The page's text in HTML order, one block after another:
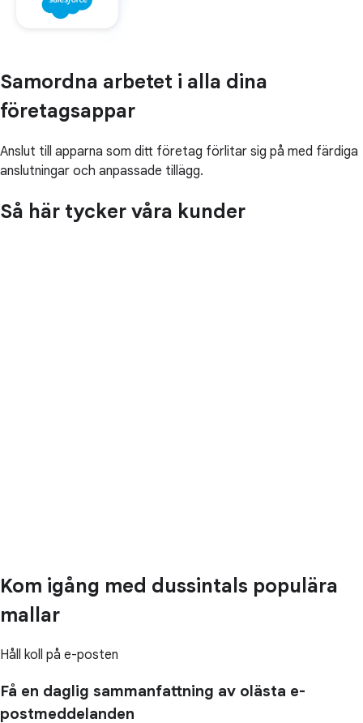
Samordna arbetet i alla dina
företagsappar
Anslut till apparna som ditt företag förlitar sig på med färdiga
anslutningar och anpassade tillägg.
Så här tycker våra kunder
Kom igång med dussintals populära
mallar
Håll koll på e-posten
Få en daglig sammanfattning av olästa e-
postmeddelanden